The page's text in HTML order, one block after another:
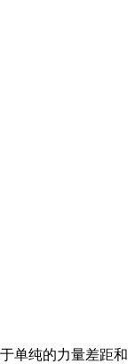
单纯的力量差距和